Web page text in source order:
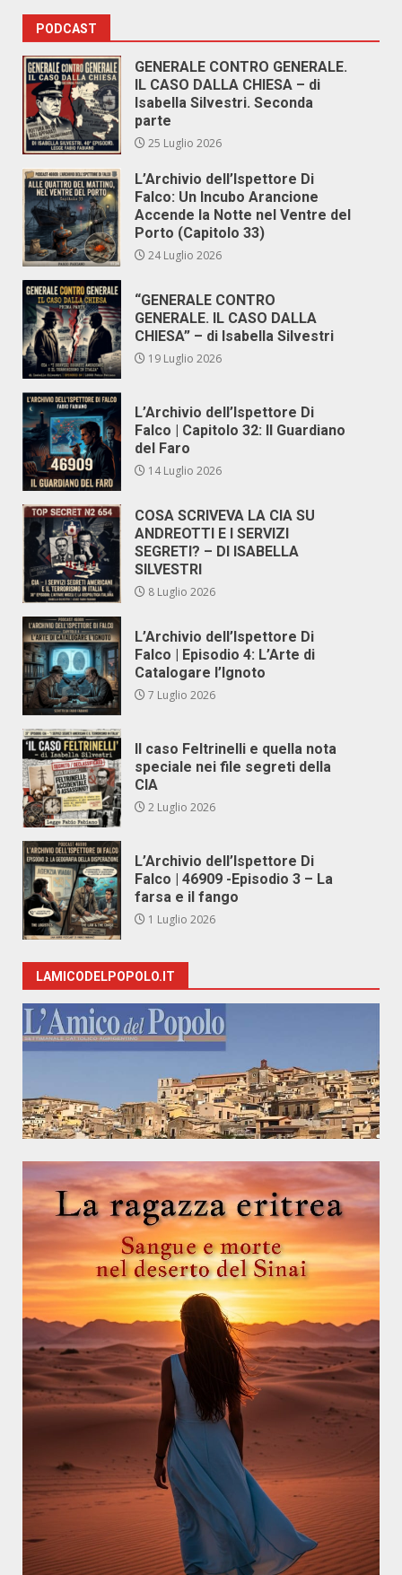
PODCAST
GENERALE CONTRO GENERALE.
IL CASO DALLA CHIESA – di
Isabella Silvestri. Seconda
parte
25 Luglio 2026
L’Archivio dell’Ispettore Di
Falco: Un Incubo Arancione
Accende la Notte nel Ventre del
Porto (Capitolo 33)
24 Luglio 2026
“GENERALE CONTRO
GENERALE. IL CASO DALLA
CHIESA” – di Isabella Silvestri
19 Luglio 2026
L’Archivio dell’Ispettore Di
Falco | Capitolo 32: Il Guardiano
del Faro
14 Luglio 2026
COSA SCRIVEVA LA CIA SU
ANDREOTTI E I SERVIZI
SEGRETI? – DI ISABELLA
SILVESTRI
8 Luglio 2026
L’Archivio dell’Ispettore Di
Falco | Episodio 4: L’Arte di
Catalogare l’Ignoto
7 Luglio 2026
Il caso Feltrinelli e quella nota
speciale nei file segreti della
CIA
2 Luglio 2026
L’Archivio dell’Ispettore Di
Falco | 46909 -Episodio 3 – La
farsa e il fango
1 Luglio 2026
LAMICODELPOPOLO.IT